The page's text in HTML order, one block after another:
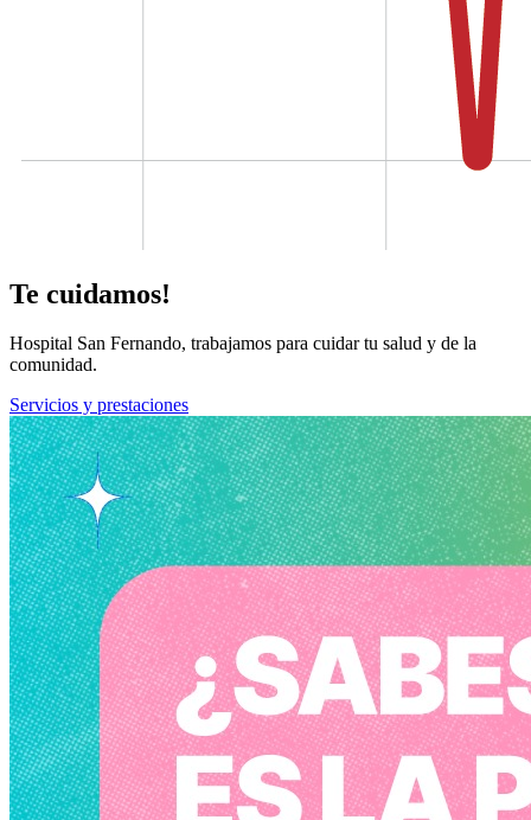
Te cuidamos!
Hospital San Fernando, trabajamos para cuidar tu salud y de la
comunidad.
Servicios y prestaciones